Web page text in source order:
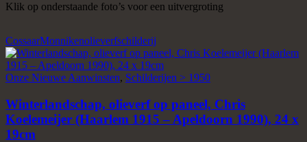
Klik op onderstaande foto’s voor een uitvergroting
CossaarMonnikenolieverfschilderij
Onze Nieuwe Aanwinsten, Schilderijen > 1950
Winterlandschap, olieverf op paneel, Chris
Koelemeijer (Haarlem 1915 – Apeldoorn 1990), 24 x
19cm